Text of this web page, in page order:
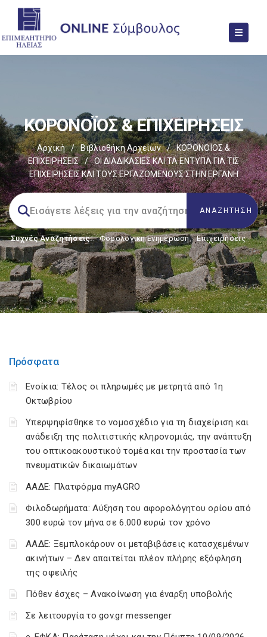
ΚΟΡΟΝΟΪΟΣ & ΕΠΙΧΕΙΡΗΣΕΙΣ
Αρχική / Βιβλιοθήκη Αρχείων /
ΚΟΡΟΝΟΪΟΣ &
ΕΠΙΧΕΙΡΗΣΕΙΣ
/
ΟΙ ΔΙΑΔΙΚΑΣΙΕΣ ΚΑΙ ΤΑ ΕΝΤΥΠΑ ΓΙΑ ΤΙΣ
ΕΠΙΧΕΙΡΗΣΕΙΣ ΚΑΙ ΤΟΥΣ ΕΡΓΑΖΟΜΕΝΟΥΣ ΣΤΗΝ ΕΡΓΑΝΗ
Συχνές Αναζητήσεις: Φορολογικη Ενημέρωση, Επιχειρήσεις
Πρόσφατα
Ενοίκια: Τέλος οι πληρωμές με μετρητά από 1η
Οκτωβρίου
Υπερψηφίσθηκε το νομοσχέδιο για τη διαχείριση και
ανάδειξη της πολιτιστικής κληρονομιάς, την ανάπτυξη
του οπτικοακουστικού τομέα και την προστασία των
πνευματικών δικαιωμάτων
ΑΑΔΕ: Πλατφόρμα myAGRO
Φιλοδωρήματα: Αύξηση του αφορολόγητου ορίου από
300 ευρώ τον μήνα σε 6.000 ευρώ τον χρόνο
ΑΑΔΕ: Ξεμπλοκάρουν οι μεταβιβάσεις κατασχεμένων
ακινήτων – Δεν απαιτείται πλέον πλήρης εξόφληση
της οφειλής
Πόθεν έσχες – Ανακοίνωση για έναρξη υποβολής
Σε λειτουργία το gov.gr messenger